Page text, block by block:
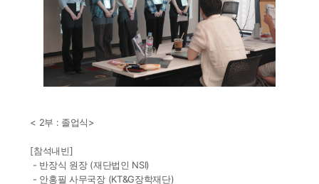
< 2부 : 졸업식>
[참석내빈]
- 반장식 원장 (재단법인 NSI)
- 안홍필 사무국장 (KT&G장학재단)